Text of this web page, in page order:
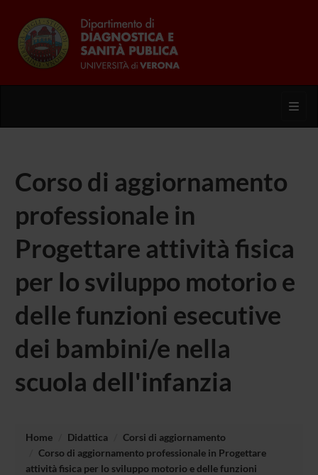
Corso di aggiornamento
professionale in
Progettare attività fisica
per lo sviluppo motorio e
delle funzioni esecutive
dei bambini/e nella
scuola dell'infanzia
Home Didattica
Corsi di aggiornamento
Corso di aggiornamento professionale in Progettare
attività fisica per lo sviluppo motorio e delle funzioni